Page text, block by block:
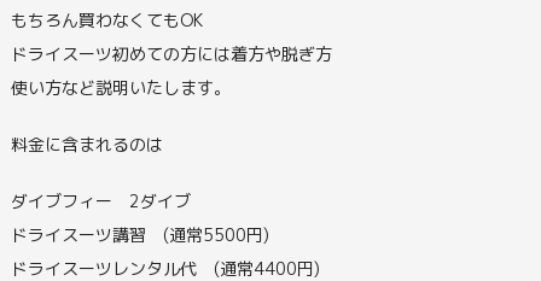
もちろん買わなくてもOK
ドライスーツ初めての方には着方や脱ぎ方
使い方など説明いたします。
料金に含まれるのは
ダイブフィー 2ダイブ
ドライスーツ講習 (通常5500円)
ドライスーツレンタル代 (通常4400円)